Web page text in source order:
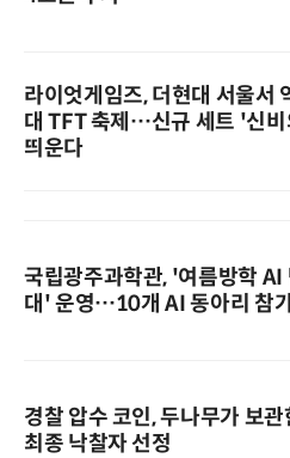
라이엇게임즈, 더현대 서울서
대 TFT 축제…신규 세트 '신
띄운다
국립광주과학관, '여름방학 AI
대' 운영…10개 AI 동아리 참
경찰 압수 코인, 두나무가 보
최종 낙찰자 선정